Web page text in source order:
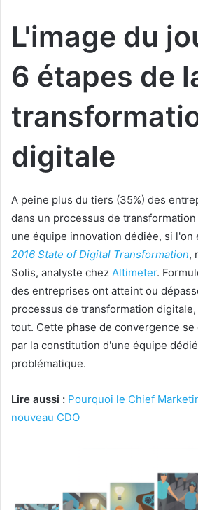
L'image du
6 étapes de
digitale
A peine plus du tiers (35%) des
dans un processus de
une équipe innovation dédiée, si l'on
2016 State of Digital Transformation,
Solis, analyste chez Altimeter.
des entreprises ont atteint ou
processus de transformation
tout. Cette phase de convergence
par la constitution d'une équipe
problématique.
Lire aussi : Pourquoi le Chief
nouveau CDO